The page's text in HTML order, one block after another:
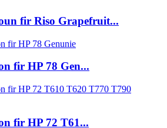
fir Riso Grapefruit...
fir HP 78 Gen...
fir HP 72 T61...